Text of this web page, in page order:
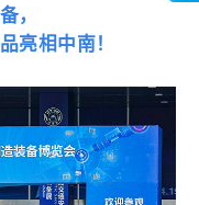
，
亮相中南！